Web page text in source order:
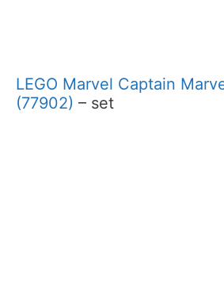
LEGO Marvel Captain
(77902) – set